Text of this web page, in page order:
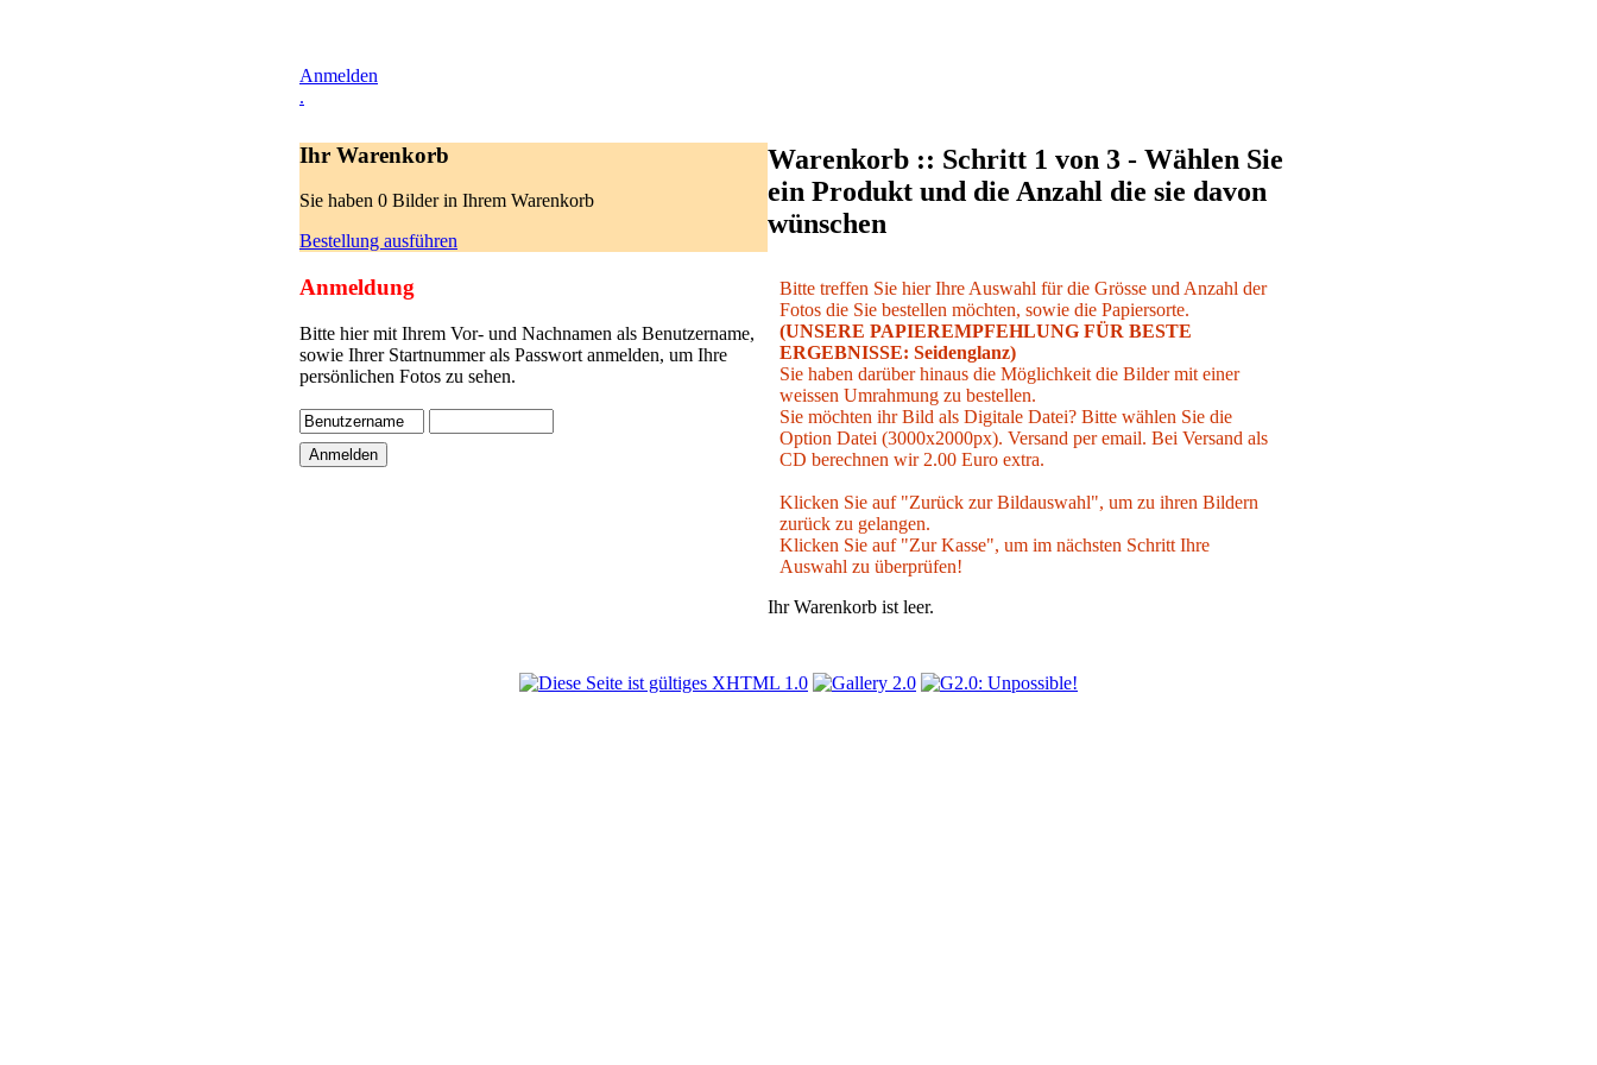
Anmelden
.
Ihr Warenkorb
Sie haben 0 Bilder in Ihrem Warenkorb
Bestellung ausführen
Anmeldung
Bitte hier mit Ihrem Vor- und Nachnamen als Benutzername,
sowie Ihrer Startnummer als Passwort anmelden, um Ihre
persönlichen Fotos zu sehen.
Warenkorb :: Schritt 1 von 3 - Wählen Sie
ein Produkt und die Anzahl die sie davon
wünschen
Bitte treffen Sie hier Ihre Auswahl für die Grösse und Anzahl der
Fotos die Sie bestellen möchten, sowie die Papiersorte.
(UNSERE PAPIEREMPFEHLUNG FÜR BESTE
ERGEBNISSE: Seidenglanz)
Sie haben darüber hinaus die Möglichkeit die Bilder mit einer
weissen Umrahmung zu bestellen.
Sie möchten ihr Bild als Digitale Datei? Bitte wählen Sie die
Option Datei (3000x2000px). Versand per email. Bei Versand als
CD berechnen wir 2.00 Euro extra.
Klicken Sie auf "Zurück zur Bildauswahl", um zu ihren Bildern
zurück zu gelangen.
Klicken Sie auf "Zur Kasse", um im nächsten Schritt Ihre
Auswahl zu überprüfen!
Ihr Warenkorb ist leer.